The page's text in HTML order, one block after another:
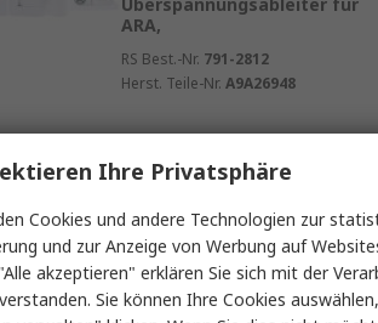
ARA,
RS Best.-Nr. 791-2812
Herst. Teile-Nr. A9A26948
Auf Lager
Siemens 240V ac SIRIUS 3RV2
Geräteschutzschalter
Oberfläche
Unterspannungsauslöser
Ihre Privatsphäre
Cookies und andere Technologien zur
und zur Anzeige von Werbung auf
akzeptieren" erklären Sie sich mit der
Sie können Ihre Cookies